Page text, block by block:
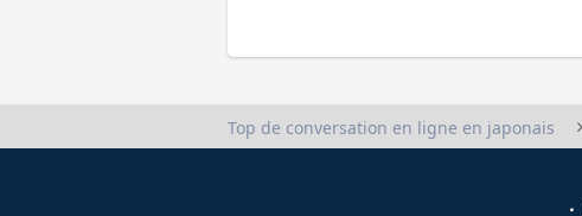
Top de conversation en ligne en japonais